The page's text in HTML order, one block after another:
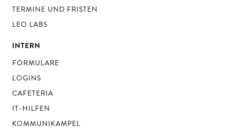
TERMINE UND FRISTEN
LEO LABS
INTERN
FORMULARE
LOGINS
CAFETERIA
IT-HILFEN
KOMMUNIKAMPEL